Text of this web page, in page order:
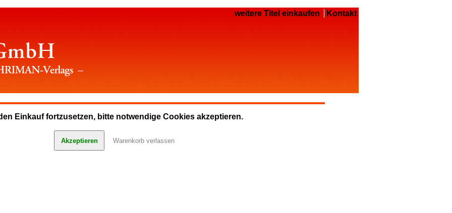
weitere Titel einkaufen Kontakt
Einkauf fortzusetzen, bitte notwendige Cookies akzeptieren.
Akzeptieren Warenkorb verlassen